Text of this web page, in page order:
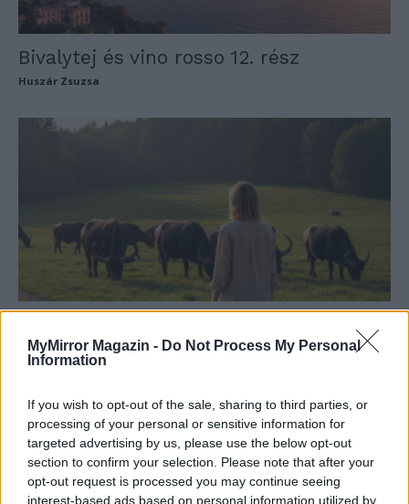
MyMirror Magazin - Do Not Process My Personal
Information
If you wish to opt-out of the sale, sharing to third parties, or
processing of your personal or sensitive information for
targeted advertising by us, please use the below opt-out
section to confirm your selection. Please note that after your
opt-out request is processed you may continue seeing
interest-based ads based on personal information utilized by
Bivalytej és vino rosso 12. rész
Huszár Zsuzsa
Huszár Zsuzsa